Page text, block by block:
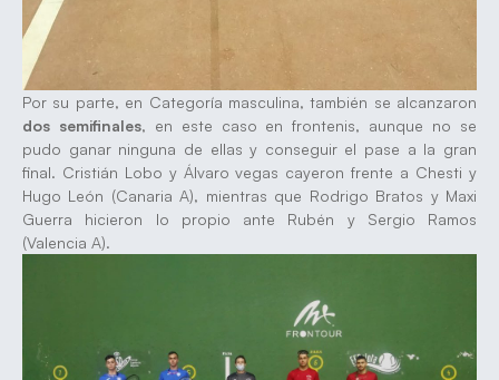
Por su parte, en Categoría masculina, también se alcanzaron
dos semifinales, en este caso en frontenis, aunque no se
pudo ganar ninguna de ellas y conseguir el pase a la gran
final. Cristián Lobo y Álvaro vegas cayeron frente a Chesti y
Hugo León (Canaria A), mientras que Rodrigo Bratos y Maxi
Guerra hicieron lo propio ante Rubén y Sergio Ramos
(Valencia A).